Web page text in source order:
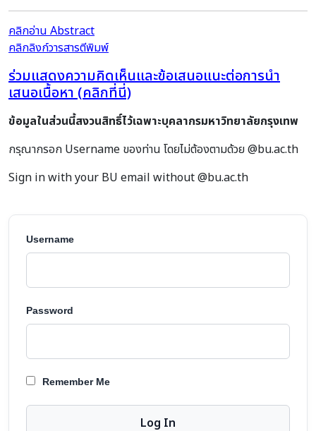
คลิกอ่าน Abstract
คลิกลิงก์วารสารตีพิมพ์
ร่วมแสดงความคิดเห็นและข้อเสนอแนะต่อการนำ
เสนอเนื้อหา (คลิกที่นี่)
ข้อมูลในส่วนนี้สงวนสิทธิ์ไว้เฉพาะบุคลากรมหาวิทยาลัยกรุงเทพ
กรุณากรอก Username ของท่าน โดยไม่ต้องตามด้วย @bu.ac.th
Sign in with your BU email without @bu.ac.th
Username
Password
Remember Me